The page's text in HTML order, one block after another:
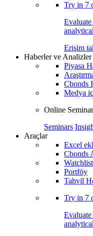
Try in 7
Erişim
Haberler ve Analizler
Piyasa
Cbonds
Medya
Online
Seminars
Araçlar
Excel
Cbonds
Watchlist
Portföy
Tahvil
Try in 7
Evaluate